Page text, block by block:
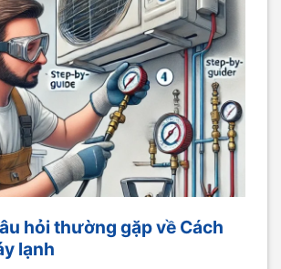
hỏi thường gặp về Cách
lạnh